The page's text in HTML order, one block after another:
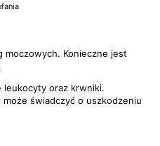
moczowych. Konieczne jest
leukocyty oraz krwniki.
może świadczyć o uszkodzeniu